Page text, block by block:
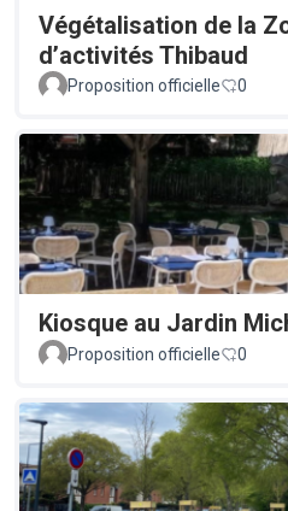
Végétalisation de la
d’activités Thibaud
Proposition officielle 0
Kiosque au Jardin
Proposition officielle
0